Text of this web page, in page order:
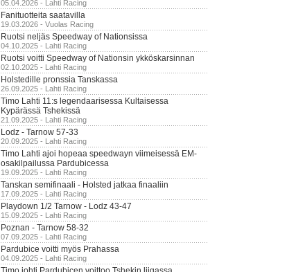
05.04.2026 - Lahti Racing
Fanituotteita saatavilla
19.03.2026 - Vuolas Racing
Ruotsi neljäs Speedway of Nationsissa
04.10.2025 - Lahti Racing
Ruotsi voitti Speedway of Nationsin ykköskarsinnan
02.10.2025 - Lahti Racing
Holstedille pronssia Tanskassa
26.09.2025 - Lahti Racing
Timo Lahti 11:s legendaarisessa Kultaisessa
Kypärässä Tshekissä
21.09.2025 - Lahti Racing
Lodz - Tarnow 57-33
20.09.2025 - Lahti Racing
Timo Lahti ajoi hopeaa speedwayn viimeisessä EM-
osakilpailussa Pardubicessa
19.09.2025 - Lahti Racing
Tanskan semifinaali - Holsted jatkaa finaaliin
17.09.2025 - Lahti Racing
Playdown 1/2 Tarnow - Lodz 43-47
15.09.2025 - Lahti Racing
Poznan - Tarnow 58-32
07.09.2025 - Lahti Racing
Pardubice voitti myös Prahassa
04.09.2025 - Lahti Racing